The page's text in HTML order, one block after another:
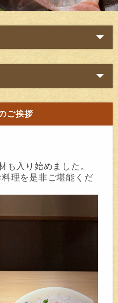
ご挨拶
も入り始めました。
理を是非ご堪能くだ